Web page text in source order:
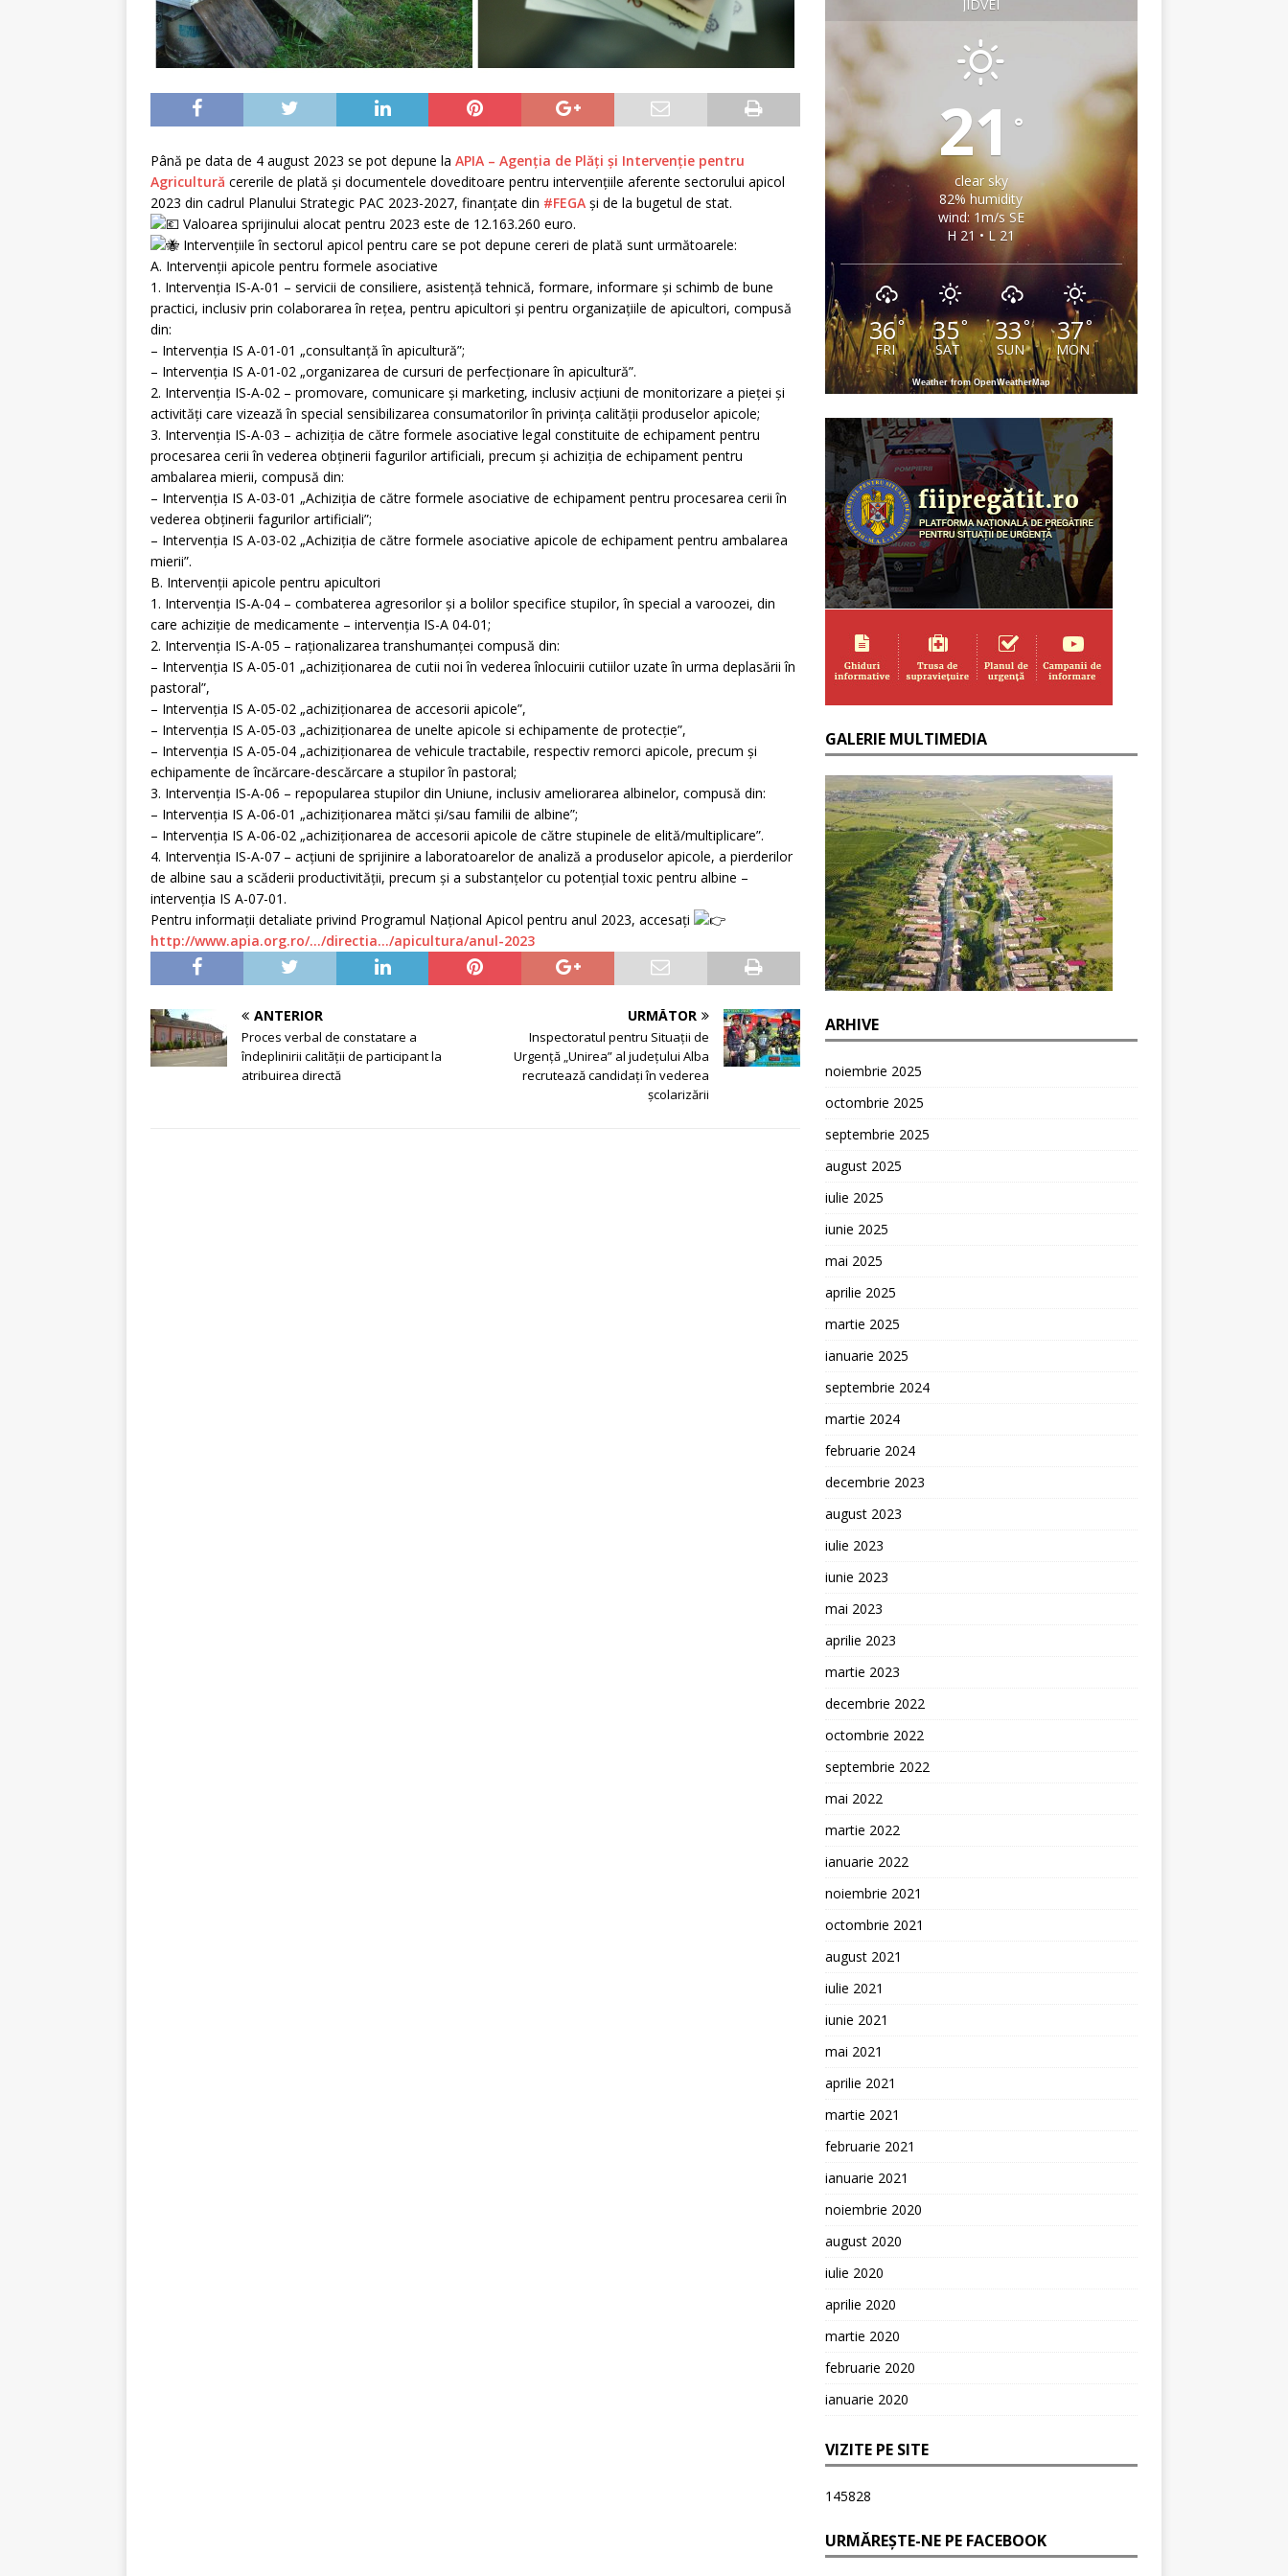
Până pe data de 4 august 2023 se pot depune la APIA – Agenția de Plăți și Intervenție pentru
Agricultură cererile de plată şi documentele doveditoare pentru intervenţiile aferente sectorului apicol
2023 din cadrul Planului Strategic PAC 2023-2027, finanţate din #FEGA şi de la bugetul de stat.
Valoarea sprijinului alocat pentru 2023 este de 12.163.260 euro.
Intervențiile în sectorul apicol pentru care se pot depune cereri de plată sunt următoarele:
A. Intervenții apicole pentru formele asociative
1. Intervenţia IS-A-01 – servicii de consiliere, asistenţă tehnică, formare, informare şi schimb de bune
practici, inclusiv prin colaborarea în reţea, pentru apicultori şi pentru organizaţiile de apicultori, compusă
din:
– Intervenția IS A-01-01 „consultanță în apicultură”;
– Intervenția IS A-01-02 „organizarea de cursuri de perfecţionare în apicultură”.
2. Intervenţia IS-A-02 – promovare, comunicare şi marketing, inclusiv acţiuni de monitorizare a pieţei şi
activităţi care vizează în special sensibilizarea consumatorilor în privinţa calităţii produselor apicole;
3. Intervenţia IS-A-03 – achiziţia de către formele asociative legal constituite de echipament pentru
procesarea cerii în vederea obţinerii fagurilor artificiali, precum şi achiziţia de echipament pentru
ambalarea mierii, compusă din:
– Intervenția IS A-03-01 „Achiziţia de către formele asociative de echipament pentru procesarea cerii în
vederea obținerii fagurilor artificiali”;
– Intervenția IS A-03-02 „Achiziţia de către formele asociative apicole de echipament pentru ambalarea
mierii”.
B. Intervenții apicole pentru apicultori
1. Intervenția IS-A-04 – combaterea agresorilor şi a bolilor specifice stupilor, în special a varoozei, din
care achiziţie de medicamente – intervenţia IS-A 04-01;
2. Intervenția IS-A-05 – raţionalizarea transhumanţei compusă din:
– Intervenția IS A-05-01 „achiziţionarea de cutii noi în vederea înlocuirii cutiilor uzate în urma deplasării în
pastoral”,
– Intervenția IS A-05-02 „achiziţionarea de accesorii apicole”,
– Intervenția IS A-05-03 „achiziţionarea de unelte apicole si echipamente de protecţie”,
– Intervenția IS A-05-04 „achiziționarea de vehicule tractabile, respectiv remorci apicole, precum și
echipamente de încărcare-descărcare a stupilor în pastoral;
3. Intervenţia IS-A-06 – repopularea stupilor din Uniune, inclusiv ameliorarea albinelor, compusă din:
– Intervenția IS A-06-01 „achiziţionarea mătci și/sau familii de albine”;
– Intervenția IS A-06-02 „achiziționarea de accesorii apicole de către stupinele de elită/multiplicare”.
4. Intervenţia IS-A-07 – acţiuni de sprijinire a laboratoarelor de analiză a produselor apicole, a pierderilor
de albine sau a scăderii productivităţii, precum şi a substanţelor cu potenţial toxic pentru albine –
intervenţia IS A-07-01.
Pentru informații detaliate privind Programul Naţional Apicol pentru anul 2023, accesați
http://www.apia.org.ro/…/directia…/apicultura/anul-2023
ANTERIOR
Proces verbal de constatare a
îndeplinirii calității de participant la
atribuirea directă
URMĂTOR
Inspectoratul pentru Situații de
Urgență „Unirea” al județului Alba
recrutează candidați în vederea
școlarizării
JIDVEI
21 °
clear sky
82% humidity
wind: 1m/s SE
H 21 • L 21
36°
FRI
35°
SAT
33°
SUN
37°
MON
Weather from OpenWeatherMap
GALERIE MULTIMEDIA
ARHIVE
noiembrie 2025
octombrie 2025
septembrie 2025
august 2025
iulie 2025
iunie 2025
mai 2025
aprilie 2025
martie 2025
ianuarie 2025
septembrie 2024
martie 2024
februarie 2024
decembrie 2023
august 2023
iulie 2023
iunie 2023
mai 2023
aprilie 2023
martie 2023
decembrie 2022
octombrie 2022
septembrie 2022
mai 2022
martie 2022
ianuarie 2022
noiembrie 2021
octombrie 2021
august 2021
iulie 2021
iunie 2021
mai 2021
aprilie 2021
martie 2021
februarie 2021
ianuarie 2021
noiembrie 2020
august 2020
iulie 2020
aprilie 2020
martie 2020
februarie 2020
ianuarie 2020
VIZITE PE SITE
145828
URMĂREȘTE-NE PE FACEBOOK